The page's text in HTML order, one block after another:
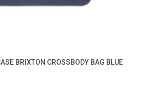
BRIXTON CROSSBODY BAG BLUE